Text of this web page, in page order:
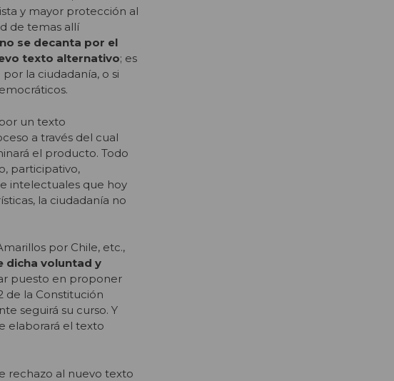
y mayor protección al
de temas allí
se decanta por el
texto alternativo; es
la ciudadanía, o si
un texto
a través del cual
el producto. Todo
participativo,
intelectuales que hoy
la ciudadanía no
por Chile, etc.,
dicha voluntad y
puesto en proponer
de la Constitución
seguirá su curso. Y
elaborará el texto
rechazo al nuevo texto